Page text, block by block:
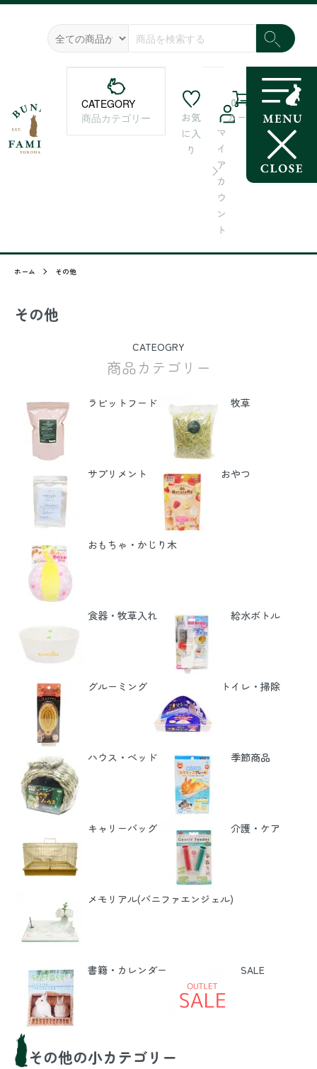
CATEGORY
商品カテゴリー
お気
に入
り
マ
イ
ア
カ
ウ
ン
ト
カート
0
ホーム その他
その他
CATEOGRY
商品カテゴリー
ラビットフード 牧草
サプリメント おやつ
おもちゃ・かじり木
食器・牧草入れ 給水ボトル
グルーミング トイレ・掃除
ハウス・ベッド 季節商品
キャリーバッグ 介護・ケア
メモリアル(バニファエンジェル)
書籍・カレンダー SALE
その他の小カテゴリー